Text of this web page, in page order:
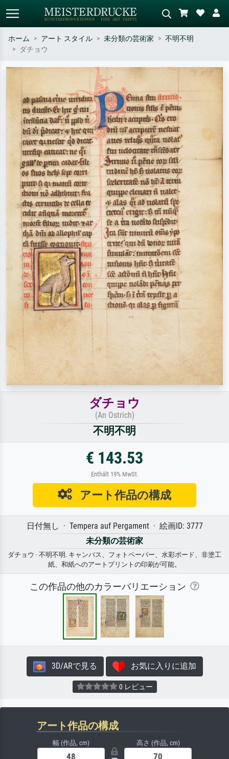
作家名・作品名・スタイルで検索
– 例：モネ、星月夜、印象派、北
斎の波、ヌード。
シーンを説明してください – 例：
緑の草原、赤の多い抽象画、暗い
油絵、木のそばの立ち姿のヌー
ド。
ホーム アート スタイル 未分類の芸術家
不明不明
ダチョウ
ダチョウ
(An Ostrich)
不明不明
€ 143.53
Enthält 19% MwSt.
アート作品の構成
日付無し · Tempera auf Pergament · 絵画ID: 3777
未分類の芸術家
ダチョウ · 不明不明. キャンバス、フォトペーパー、水彩ボード、非塗工
紙、和紙へのアートプリントの印刷が可能。
この作品の他のカラーバリエーション
3D/ARで見る お気に入りに追加
0 レビュー
アート作品の構成
幅 (作品, cm) 高さ (作品, cm)